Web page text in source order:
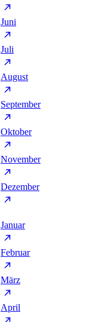
Juni
Juli
August
September
Oktober
November
Dezember
Januar
Februar
März
April